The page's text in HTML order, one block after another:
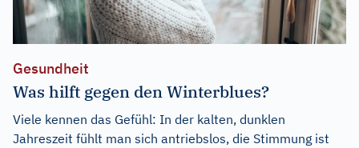
Gesundheit
Was hilft gegen den Winterblues?
Viele kennen das Gefühl: In der kalten, dunklen
Jahreszeit fühlt man sich antriebslos, die Stimmung ist